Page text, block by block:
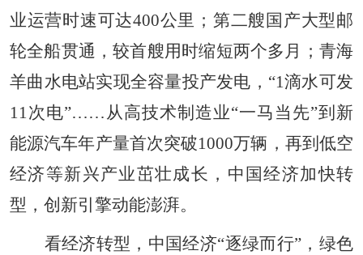
业运营时速可达400公里；第二艘国产大型邮
轮全船贯通，较首艘用时缩短两个多月；青海
羊曲水电站实现全容量投产发电，“1滴水可发
11次电”……从高技术制造业“一马当先”到新
能源汽车年产量首次突破1000万辆，再到低空
经济等新兴产业茁壮成长，中国经济加快转
型，创新引擎动能澎湃。
看经济转型，中国经济“逐绿而行”，绿色